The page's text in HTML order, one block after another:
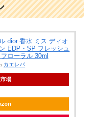
dior 香水 ミス ディオ
EDP・SP フレッシュ
ローラル 30ml
カエレバ
場